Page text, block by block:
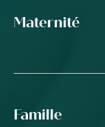
Maternité
Famille